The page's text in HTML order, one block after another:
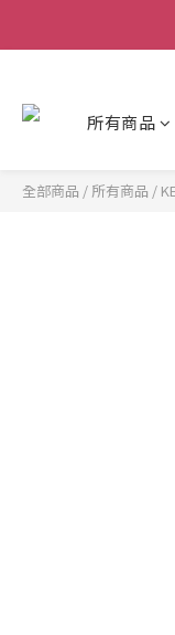
所有商品
全部商品 / 所有商品 /